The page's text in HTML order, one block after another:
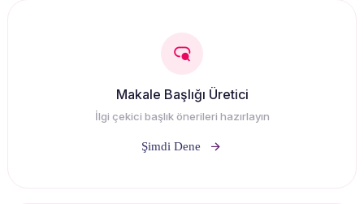
Makale Başlığı Üretici
İlgi çekici başlık önerileri hazırlayın
Şimdi Dene